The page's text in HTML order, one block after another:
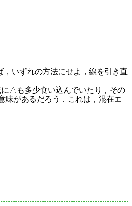
いずれの方法にせよ，線を引き直
△も多少食い込んでいたり，その
味があるだろう．これは，混在エ